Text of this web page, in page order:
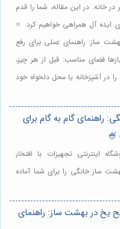
خانه. در این مقاله، شما را قدم
آل همراهی خواهیم کرد. ⭐️
ساز: راهنمای عملی برای رفع
فضای مناسب: قبل از هر چیز،
در آشپزخانه یا محل دلخواه خود
گام به گام برای
🍧
اینترنتی تجهیزات با افتخار
ساز خانگی را برای شما آماده
یخ در بهشت ساز: راهنمای